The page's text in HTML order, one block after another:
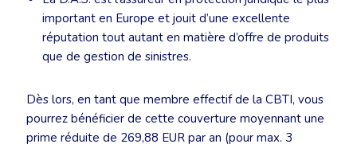
important en Europe et jouit d’une excellente
réputation tout autant en matière d’offre de produits
que de gestion de sinistres.
Dès lors, en tant que membre effectif de la CBTI, vous
pourrez bénéficier de cette couverture moyennant une
prime réduite de 269,88 EUR par an (pour max. 3